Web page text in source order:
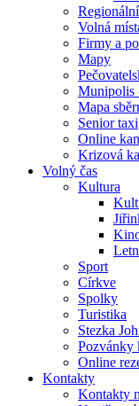
Volná
Firmy a
Mapy
Munipolis
Mapa
Senior taxi
Online
Krizová
Volný čas
Kultura
Sport
Církve
Spolky
Turistika
Stezka
Pozvánky
Online
Kontakty
Kontakty